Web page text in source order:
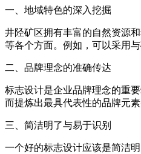
一、地域特色的深入挖掘
井陉矿区拥有丰富的自然资源
等各个方面。例如，可以采用
二、品牌理念的准确传达
标志设计是企业品牌理念的重
而提炼出最具代表性的品牌元
三、简洁明了与易于识别
一个好的标志设计应该是简洁